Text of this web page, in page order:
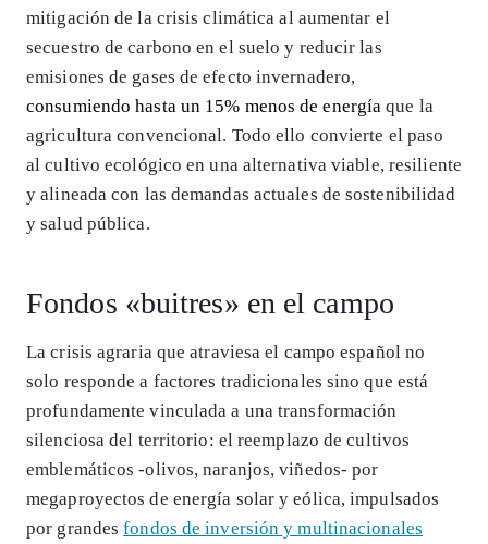
mitigación de la crisis climática al aumentar el
secuestro de carbono en el suelo y reducir las
emisiones de gases de efecto invernadero,
consumiendo hasta un 15% menos de energía que la
agricultura convencional. Todo ello convierte el paso
al cultivo ecológico en una alternativa viable, resiliente
y alineada con las demandas actuales de sostenibilidad
y salud pública.
Fondos «buitres» en el campo
La crisis agraria que atraviesa el campo español no
solo responde a factores tradicionales sino que está
profundamente vinculada a una transformación
silenciosa del territorio: el reemplazo de cultivos
emblemáticos -olivos, naranjos, viñedos- por
megaproyectos de energía solar y eólica, impulsados
por grandesfondos de inversión y multinacionales